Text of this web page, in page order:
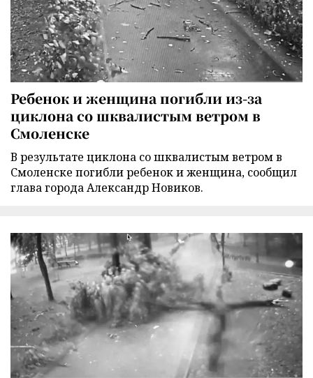
Ребенок и женщина погибли из-за
циклона со шквалистым ветром в
Смоленске
В результате циклона со шквалистым ветром в
Смоленске погибли ребенок и женщина, сообщил
глава города Александр Новиков.